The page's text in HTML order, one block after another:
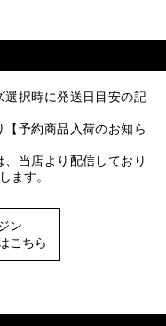
選択時に発送日目安の記
【予約商品入荷のお知ら
当店より配信しており
ます。
ン
こちら